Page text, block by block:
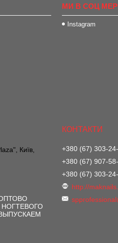
МИ В СОЦ
Instagram
Київ,
ОПТОВО
+380 (67) 303-
+380 (67) 907-
+380 (67) 303-
http://